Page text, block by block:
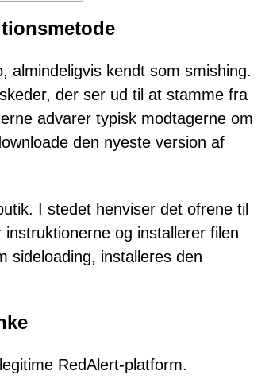
almindeligvis kendt som smishing.
der ser ud til at stamme fra
advarer typisk modtagerne om
den nyeste version af
I stedet henviser det ofrene til
og installerer filen
sideloading, installeres den
RedAlert-platform.